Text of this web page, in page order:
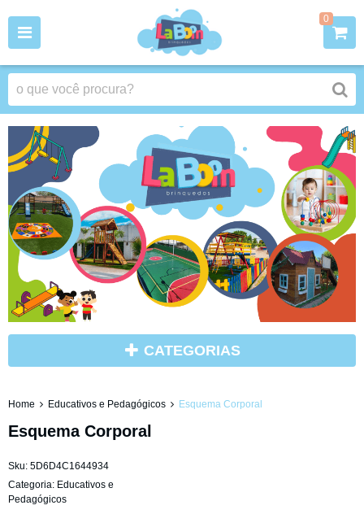
0
CATEGORIAS
Home Educativos e Pedagógicos Esquema Corporal
Esquema Corporal
Sku: 5D6D4C1644934
Categoria: Educativos e
Pedagógicos